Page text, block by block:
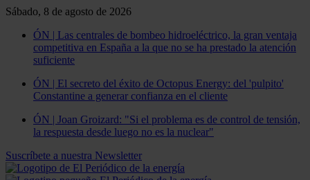
Sábado, 8 de agosto de 2026
ÓN | Las centrales de bombeo hidroeléctrico, la gran ventaja
competitiva en España a la que no se ha prestado la atención
suficiente
ÓN | El secreto del éxito de Octopus Energy: del 'pulpito'
Constantine a generar confianza en el cliente
ÓN | Joan Groizard: "Si el problema es de control de tensión,
la respuesta desde luego no es la nuclear"
Suscríbete a nuestra Newsletter